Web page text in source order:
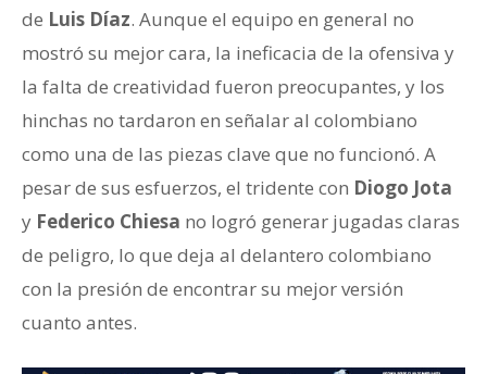
de Luis Díaz. Aunque el equipo en general no
mostró su mejor cara, la ineficacia de la ofensiva y
la falta de creatividad fueron preocupantes, y los
hinchas no tardaron en señalar al colombiano
como una de las piezas clave que no funcionó. A
pesar de sus esfuerzos, el tridente con Diogo Jota
y Federico Chiesa no logró generar jugadas claras
de peligro, lo que deja al delantero colombiano
con la presión de encontrar su mejor versión
cuanto antes.